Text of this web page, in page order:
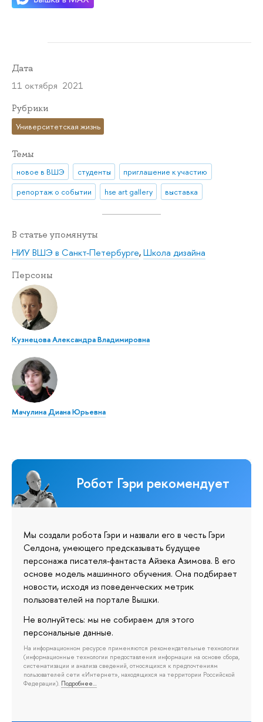
Дата
11 октября 2021
Рубрики
Университетская жизнь
Темы
новое в ВШЭ студенты
приглашение к участию
репортаж о событии
hse art gallery выставка
В статье упомянуты
НИУ ВШЭ в Санкт-Петербурге,Школа дизайна
Персоны
Кузнецова Александра Владимировна
Мачулина Диана Юрьевна
Робот Гэри рекомендует
Мы создали робота Гэри и назвали его в честь Гэри
Селдона, умеющего предсказывать будущее
персонажа писателя-фантаста Айзека Азимова. В его
основе модель машинного обучения. Она подбирает
новости, исходя из поведенческих метрик
пользователей на портале Вышки.
Не волнуйтесь: мы не собираем для этого
персональные данные.
На информационном ресурсе применяются рекомендательные технологии
(информационные технологии предоставления информации на основе сбора,
систематизации и анализа сведений, относящихся к предпочтениям
пользователей сети «Интернет», находящихся на территории Российской
Федерации). Подробнее…